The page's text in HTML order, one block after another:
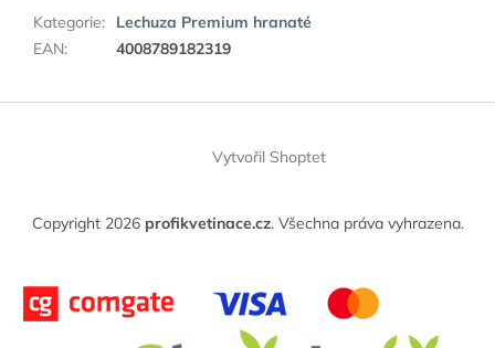
Kategorie:
Lechuza Premium hranaté
EAN: 4008789182319
Vytvořil Shoptet
Copyright 2026 profikvetinace.cz. Všechna práva vyhrazena.